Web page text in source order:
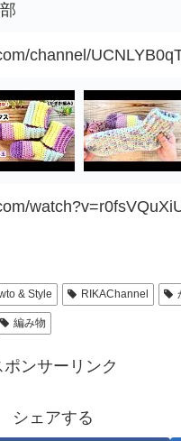
channel/
& Style RIKAChannel
編み物
ポンサーリンク
シェアする